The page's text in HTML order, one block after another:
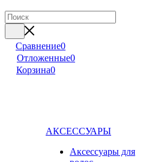
Сравнение0
Отложенные0
Корзина0
АКСЕССУАРЫ
Аксессуары для